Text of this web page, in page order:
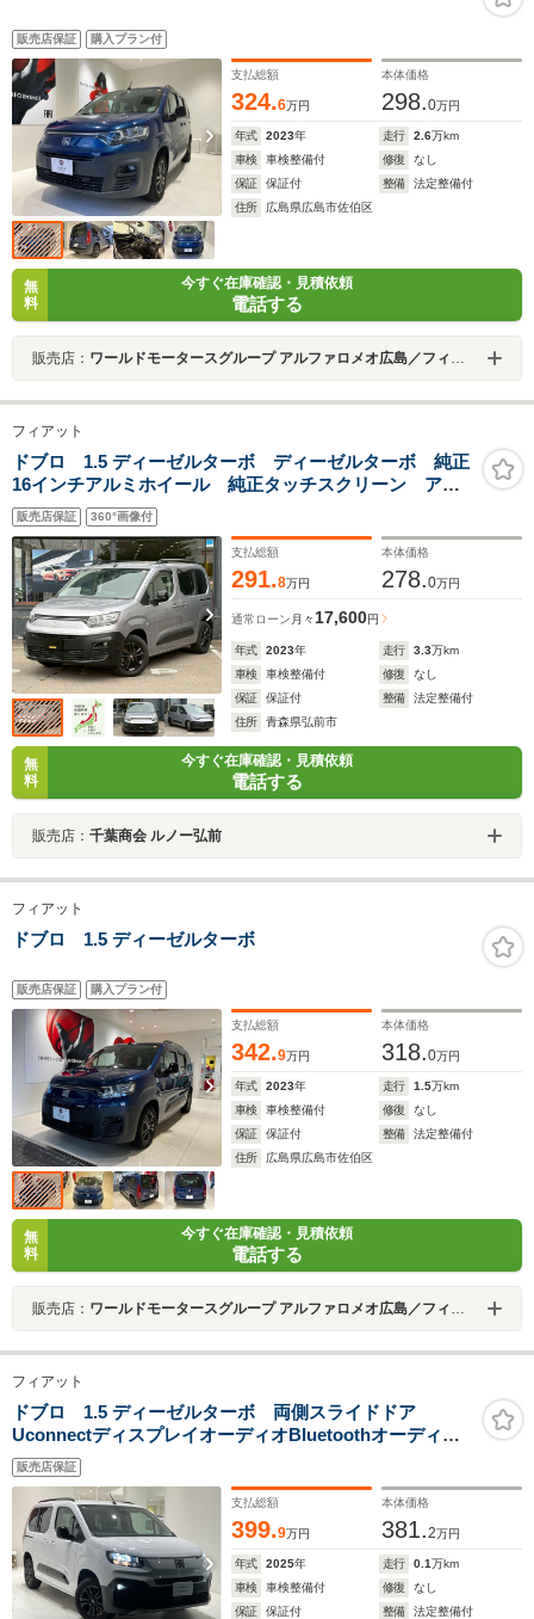
販売店保証 購入プラン付
支払総額
324.6万円
本体価格
298.0万円
年式 2023年 走行 2.6万km
車検
車検整備付 修復
なし
保証
保証付 整備
法定整備付
住所
広島県広島市佐伯区
無
料
今すぐ在庫確認・見積依頼
電話する
販売店： ワールドモータースグループ アルファロメオ広島／フィアット・アバルト広島／ジープ広島西
フィアット
ドブロ 1.5 ディーゼルターボ ディーゼルターボ 純正
16インチアルミホイール 純正タッチスクリーン アダ
プティブクルーズコントロール 純正ETC LEDヘッド
ライト DIXCEL低ダストブレーキパッド 前後ドライブ
レコーダー レーダー探知機
販売店保証 360°画像付
支払総額
291.8万円
本体価格
278.0万円
通常ローン 月々 17,600円
年式 2023年 走行 3.3万km
車検
車検整備付 修復
なし
保証
保証付 整備
法定整備付
住所
青森県弘前市
無
料
今すぐ在庫確認・見積依頼
電話する
販売店： 千葉商会 ルノー弘前
フィアット
ドブロ 1.5 ディーゼルターボ
販売店保証 購入プラン付
支払総額
342.9万円
本体価格
318.0万円
年式 2023年 走行 1.5万km
車検
車検整備付 修復
なし
保証
保証付 整備
法定整備付
住所
広島県広島市佐伯区
無
料
今すぐ在庫確認・見積依頼
電話する
販売店： ワールドモータースグループ アルファロメオ広島／フィアット・アバルト広島／ジープ広島西
フィアット
ドブロ 1.5 ディーゼルターボ 両側スライドドア
UconnectディスプレイオーディオBluetoothオーディオ
ADAS運転支援システムアダプティブクルーズコントロー
ルレーンキープ衝突軽減ブレーキエコレザーシートハン
ドルヒーター
販売店保証
支払総額
399.9万円
本体価格
381.2万円
年式 2025年 走行 0.1万km
車検
車検整備付 修復
なし
保証
保証付 整備 法定整備付